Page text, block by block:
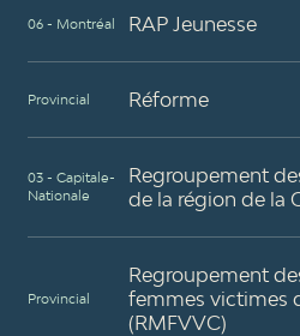
06 - Montréal RAP Jeunesse
Provincial Réforme
03 - Capitale-
Nationale
Regroupement
de la région de la
Provincial
Regroupement
femmes victimes
(RMFVVC)